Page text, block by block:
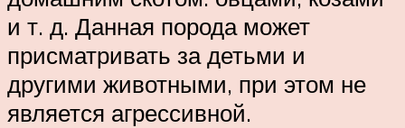
и т. д. Данная порода может
присматривать за детьми и
другими животными, при этом не
является агрессивной.